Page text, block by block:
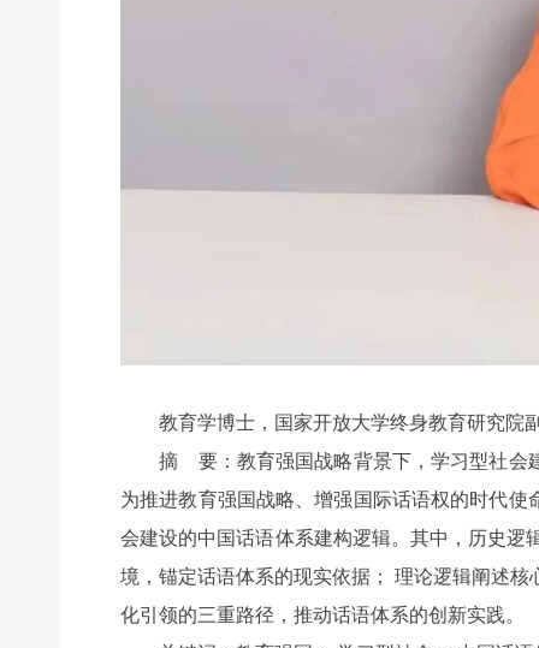
教育学博士，国家开放大学终身教育研究院副
摘 要：教育强国战略背景下，学习型社会建
为推进教育强国战略、增强国际话语权的时代
会建设的中国话语体系建构逻辑。其中，历史
境，锚定话语体系的现实依据； 理论逻辑阐述
化引领的三重路径，推动话语体系的创新实践。